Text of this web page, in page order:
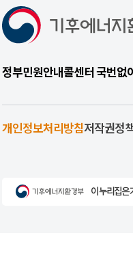
정부민원안내콜센터 국번
개인정보처리방침저작권정
이 누리집은